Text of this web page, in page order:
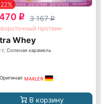
q 3 167q
протеин
Whey
г, Соленая карамель
MAXLER
В корзину